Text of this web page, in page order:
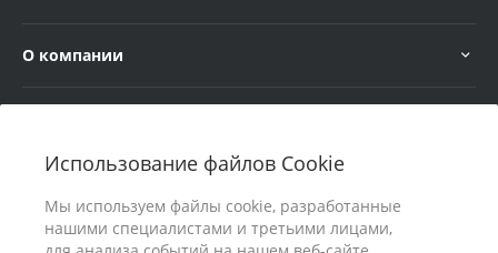
Использование файлов Cookie
Мы используем файлы cookie, разработанные
нашими специалистами и третьими лицами,
О компании